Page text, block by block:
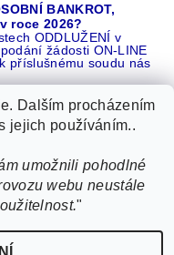
BANKROT,
roce 2026?
ODDLUŽENÍ v
žádosti ON-LINE
příslušnému soudu nás
REFERENCÍ v celé ČR |
|
EXEKUCÍ ZDE
ZDARMA od EURA
Dalším procházením
jejich používáním..
umožnili pohodlné
webu neustále
"